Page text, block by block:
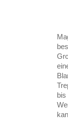
bis